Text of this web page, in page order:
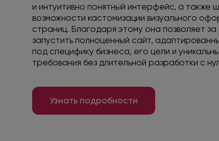
и интуитивно понятный интерфейс, а также
возможности кастомизации визуального
страниц. Благодаря этому она позволяет
запустить полноценный сайт,
под специфику бизнеса, его цели и
требования без длительной разработки с
Узнать подробности